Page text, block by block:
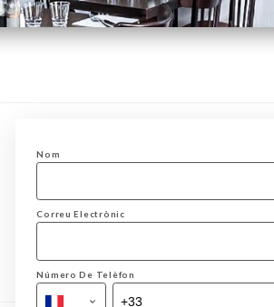
Nom
Correu Electrònic
Número De Telèfon